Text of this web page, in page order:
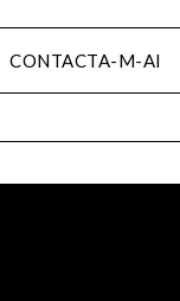
CONTACTA-M-AI